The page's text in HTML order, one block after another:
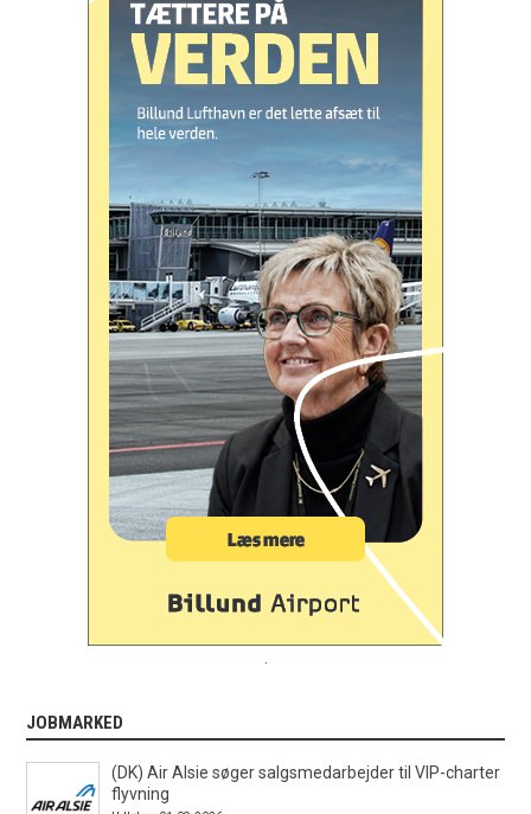
JOBMARKED
(DK) Air Alsie søger salgsmedarbejder til VIP-charter
flyvning